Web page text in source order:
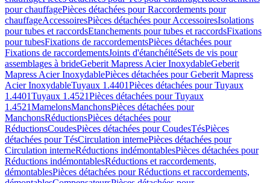
pour chauffagePièces détachées pour Raccordements pour
chauffageAccessoiresPièces détachées pour AccessoiresIsolations
pour tubes et raccordsEtanchements pour tubes et raccordsFixations
pour tubesFixations de raccordementsPièces détachées pour
Fixations de raccordementsJoints d'étanchéitéSets de vis pour
assemblages à brideGeberit Mapress Acier InoxydableGeberit
Mapress Acier InoxydablePièces détachées pour Geberit Mapress
Acier InoxydableTuyaux 1.4401Pièces détachées pour Tuyaux
1.4401Tuyaux 1.4521Pièces détachées pour Tuyaux
1.4521MamelonsManchonsPièces détachées pour
ManchonsRéductionsPièces détachées pour
RéductionsCoudesPièces détachées pour CoudesTésPièces
détachées pour TésCirculation internePièces détachées pour
Circulation interneRéductions indémontablesPièces détachées pour
Réductions indémontablesRéductions et raccordements,
démontablesPièces détachées pour Réductions et raccordements,